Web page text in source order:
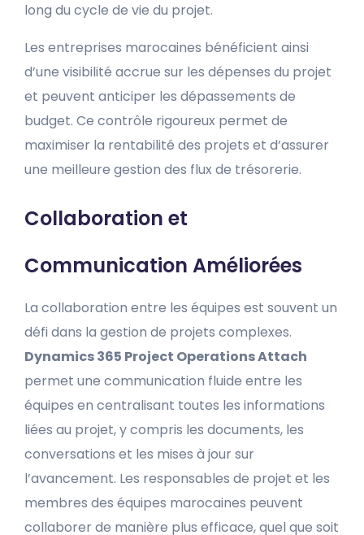
long du cycle de vie du projet.
Les entreprises marocaines bénéficient ainsi
d’une visibilité accrue sur les dépenses du projet
et peuvent anticiper les dépassements de
budget. Ce contrôle rigoureux permet de
maximiser la rentabilité des projets et d’assurer
une meilleure gestion des flux de trésorerie.
Collaboration et
Communication Améliorées
La collaboration entre les équipes est souvent un
défi dans la gestion de projets complexes.
Dynamics 365 Project Operations Attach
permet une communication fluide entre les
équipes en centralisant toutes les informations
liées au projet, y compris les documents, les
conversations et les mises à jour sur
l’avancement. Les responsables de projet et les
membres des équipes marocaines peuvent
collaborer de manière plus efficace, quel que soit